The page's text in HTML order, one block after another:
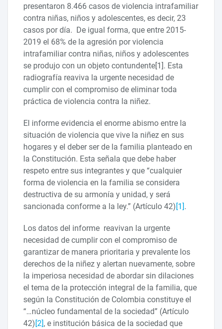
presentaron 8.466 casos de violencia intrafamiliar
contra niñas, niños y adolescentes, es decir, 23
casos por día. De igual forma, que entre 2015-
2019 el 68% de la agresión por violencia
intrafamiliar contra niñas, niños y adolescentes
se produjo con un objeto contundente[1]. Esta
radiografía reaviva la urgente necesidad de
cumplir con el compromiso de eliminar toda
práctica de violencia contra la niñez.
El informe evidencia el enorme abismo entre la
situación de violencia que vive la niñez en sus
hogares y el deber ser de la familia planteado en
la Constitución. Esta señala que debe haber
respeto entre sus integrantes y que “cualquier
forma de violencia en la familia se considera
destructiva de su armonía y unidad, y será
sancionada conforme a la ley.” (Artículo 42)[1].
Los datos del informe reavivan la urgente
necesidad de cumplir con el compromiso de
garantizar de manera prioritaria y prevalente los
derechos de la niñez y alertan nuevamente, sobre
la imperiosa necesidad de abordar sin dilaciones
el tema de la protección integral de la familia, que
según la Constitución de Colombia constituye el
“…núcleo fundamental de la sociedad” (Artículo
42)[2], e institución básica de la sociedad que